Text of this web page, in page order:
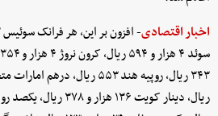
اخبار اقتصادی